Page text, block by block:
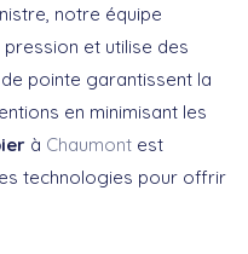
notre équipe
et utilise des
pointe garantissent la
en minimisant les
à Chaumont est
technologies pour offrir